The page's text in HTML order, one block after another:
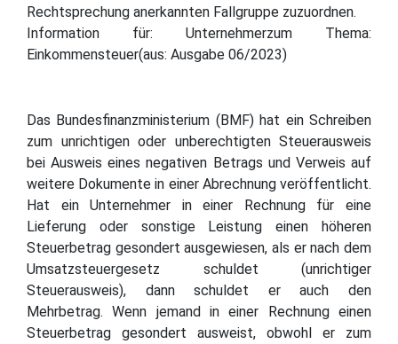
Rechtsprechung anerkannten Fallgruppe zuzuordnen.
Information für: Unternehmerzum Thema:
Einkommensteuer(aus: Ausgabe 06/2023)
Das Bundesfinanzministerium (BMF) hat ein Schreiben
zum unrichtigen oder unberechtigten Steuerausweis
bei Ausweis eines negativen Betrags und Verweis auf
weitere Dokumente in einer Abrechnung veröffentlicht.
Hat ein Unternehmer in einer Rechnung für eine
Lieferung oder sonstige Leistung einen höheren
Steuerbetrag gesondert ausgewiesen, als er nach dem
Umsatzsteuergesetz schuldet (unrichtiger
Steuerausweis), dann schuldet er auch den
Mehrbetrag. Wenn jemand in einer Rechnung einen
Steuerbetrag gesondert ausweist, obwohl er zum